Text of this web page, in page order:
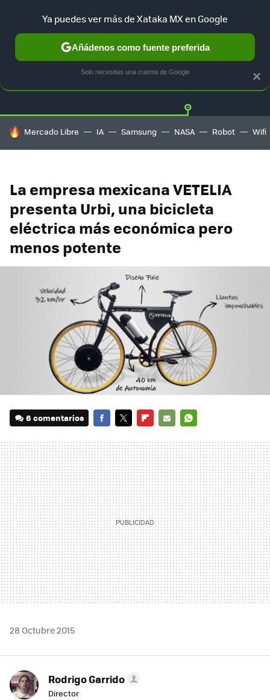
TESLA UBER AUTO ELECTRICO Twitter
HOY SE HABLA DE
Mercado Libre IA Samsung NASA Robot Wifi
La empresa mexicana VETELIA
presenta Urbi, una bicicleta
eléctrica más económica pero
menos potente
6 comentarios
MAIL
28 Octubre 2015
Rodrigo Garrido
Director
×
Ya puedes ver más de Xataka MX en Google
Añádenos como fuente preferida
Solo necesitas una cuenta de Google